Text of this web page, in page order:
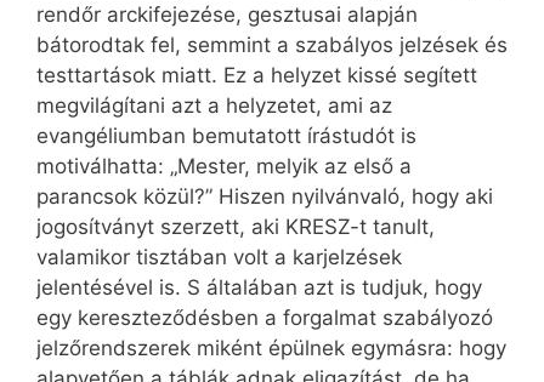
rendőr arckifejezése, gesztusai alapján
bátorodtak fel, semmint a szabályos jelzések és
testtartások miatt. Ez a helyzet kissé segített
megvilágítani azt a helyzetet, ami az
evangéliumban bemutatott írástudót is
motiválhatta: „Mester, melyik az első a
parancsok közül?” Hiszen nyilvánvaló, hogy aki
jogosítványt szerzett, aki KRESZ-t tanult,
valamikor tisztában volt a karjelzések
jelentésével is. S általában azt is tudjuk, hogy
egy kereszteződésben a forgalmat szabályozó
jelzőrendszerek miként épülnek egymásra: hogy